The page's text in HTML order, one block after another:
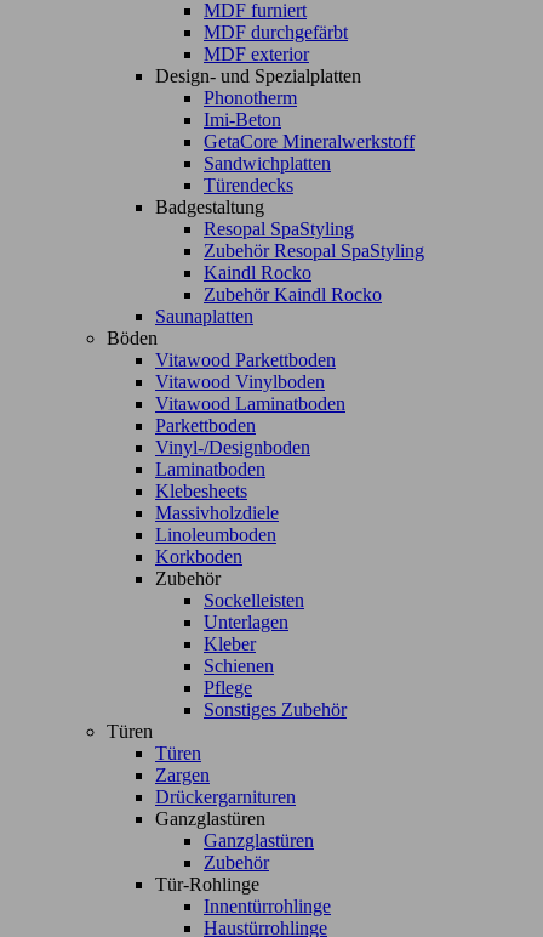
MDF furniert
MDF durchgefärbt
MDF exterior
Design- und Spezialplatten
Phonotherm
Imi-Beton
GetaCore Mineralwerkstoff
Sandwichplatten
Türendecks
Badgestaltung
Resopal SpaStyling
Zubehör Resopal SpaStyling
Kaindl Rocko
Zubehör Kaindl Rocko
Saunaplatten
Böden
Vitawood Parkettboden
Vitawood Vinylboden
Vitawood Laminatboden
Parkettboden
Vinyl-/Designboden
Laminatboden
Klebesheets
Massivholzdiele
Linoleumboden
Korkboden
Zubehör
Sockelleisten
Unterlagen
Kleber
Schienen
Pflege
Sonstiges Zubehör
Türen
Türen
Zargen
Drückergarnituren
Ganzglastüren
Ganzglastüren
Zubehör
Tür-Rohlinge
Innentürrohlinge
Haustürrohlinge